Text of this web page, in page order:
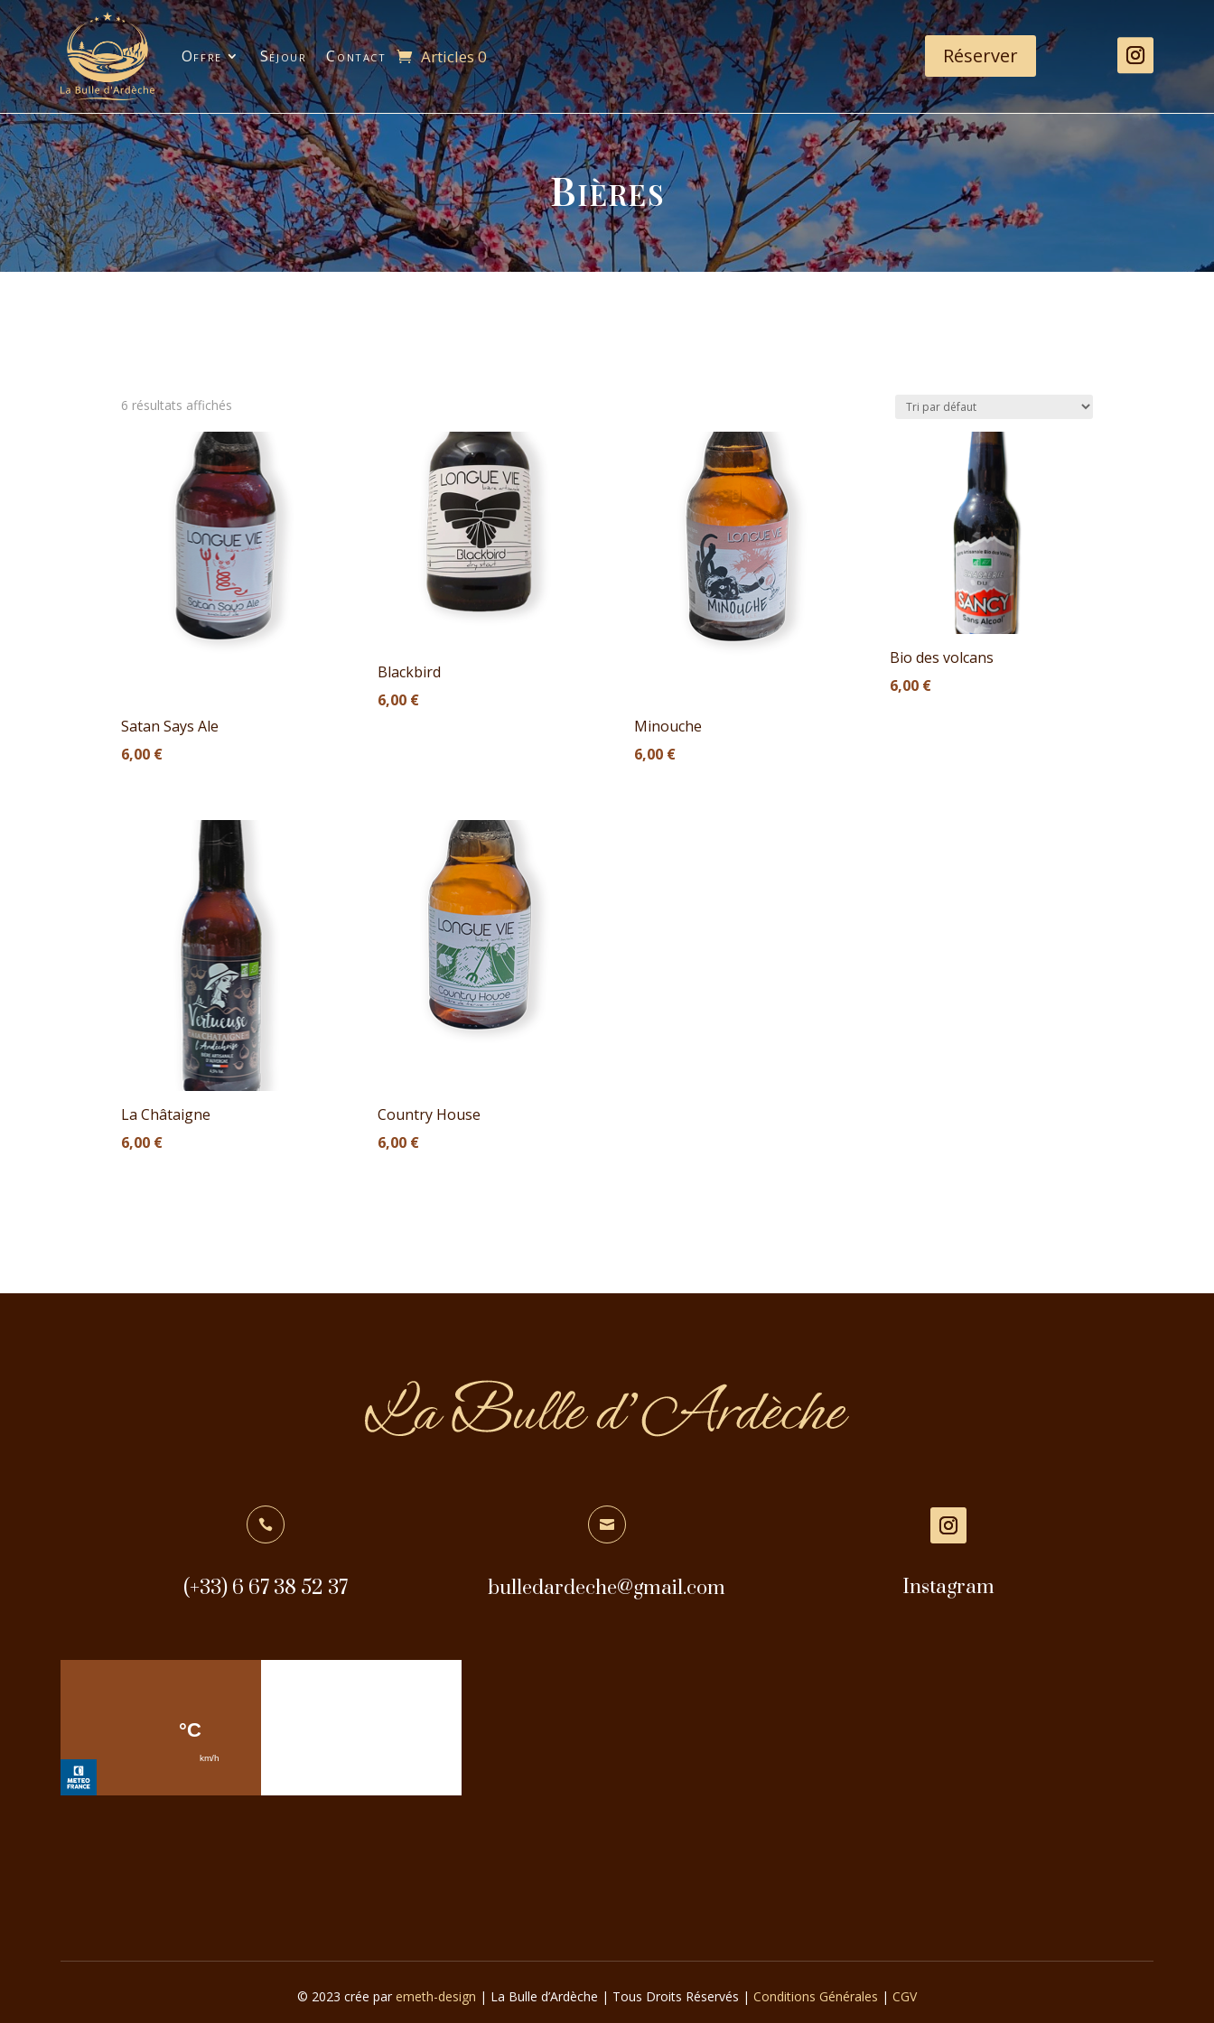
Offre Séjour Contact Articles 0 Réserver
Bières
6 résultats affichés
Satan Says Ale
6,00 €
Blackbird
6,00 €
Minouche
6,00 €
Bio des volcans
6,00 €
La Châtaigne
6,00 €
Country House
6,00 €

(+33) 6 67 38 52 37

bulledardeche@gmail.com Instagram
© 2023 crée par emeth-design | La Bulle d’Ardèche | Tous Droits Réservés | Conditions Générales | CGV